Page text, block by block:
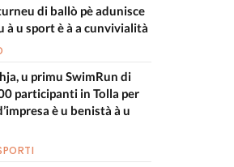
di ballò pè adunisce
à u sport è à a cunvivialità
u primu SwimRun di
participanti in Tolla per
è u benistà à u